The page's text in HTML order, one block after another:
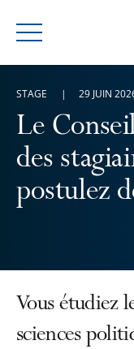
Menu
Le
des
postulez
STAGE 29 JUIN
Vous étudiez
sciences